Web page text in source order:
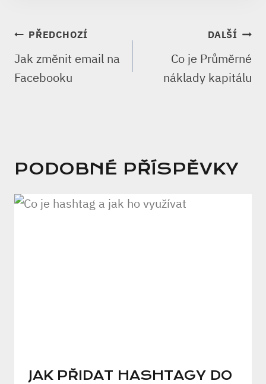
NAVIGACE
PRO
PŘÍSPĚVEK
PŘEDCHOZÍ
Jak změnit email na
Facebooku
DALŠÍ
Co je Průměrné
náklady kapitálu
PODOBNÉ PŘÍSPĚVKY
JAK PŘIDAT HASHTAGY DO